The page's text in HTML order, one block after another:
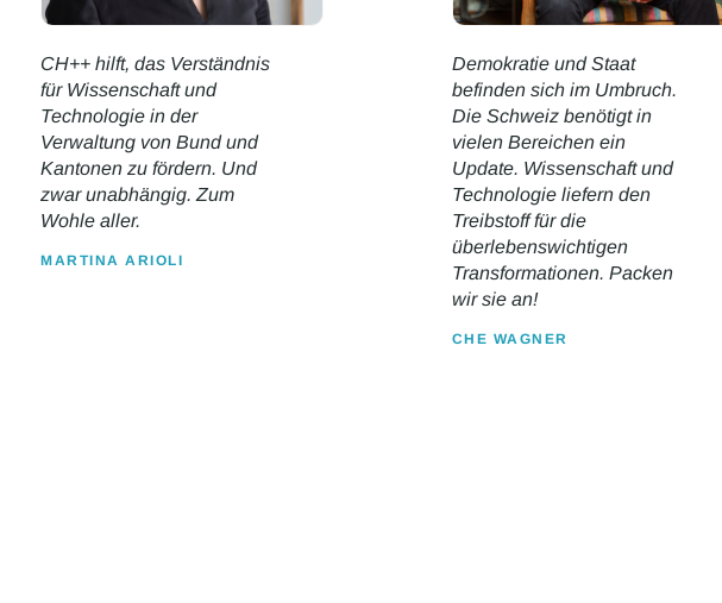
CH++ hilft, das Verständnis
für Wissenschaft und
Technologie in der
Verwaltung von Bund und
Kantonen zu fördern. Und
zwar unabhängig. Zum
Wohle aller.
MARTINA ARIOLI
Demokratie und Staat
befinden sich im Umbruch.
Die Schweiz benötigt in
vielen Bereichen ein
Update. Wissenschaft und
Technologie liefern den
Treibstoff für die
überlebenswichtigen
Transformationen. Packen
wir sie an!
CHE WAGNER